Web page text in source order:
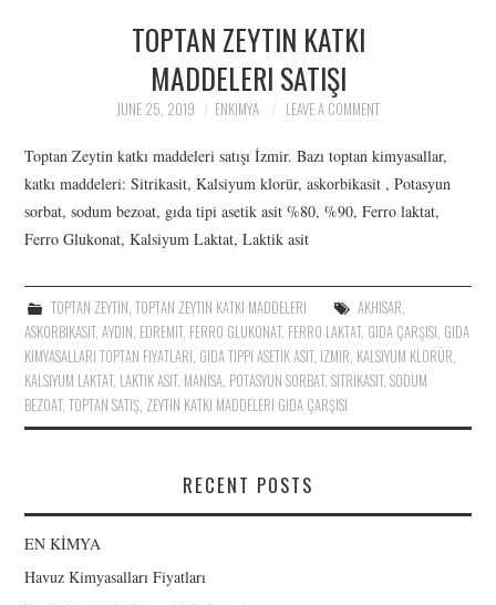
ÜRÜNLER: SITRIK ASIT,
POTASYUM SORBAT,
ASKORBIK ASIT,
KALSIYUM, LAKTIK ASIT
TOPTAN ZEYTIN KATKI
MADDELERI SATIŞI
JUNE 25, 2019 ENKIMYA LEAVE A COMMENT
Toptan Zeytin katkı maddeleri satışı İzmir. Bazı toptan kimyasallar,
katkı maddeleri: Sitrikasit, Kalsiyum klorür, askorbikasit , Potasyun
sorbat, sodum bezoat, gıda tipi asetik asit %80, %90, Ferro laktat,
Ferro Glukonat, Kalsiyum Laktat, Laktik asit
TOPTAN ZEYTIN TOPTAN ZEYTIN KATKI MADDELERI AKHISAR
ASKORBIKASIT,AYDIN EDREMIT, FERRO GLUKONAT, FERRO LAKTAT, GIDA ÇARŞISI GIDA
KIMYASALLARI TOPTAN FIYATLARI GIDA TIPPI ASETIK ASIT, IZMIR KALSIYUM KLORÜR
KALSIYUM LAKTAT, LAKTIK ASIT, MANISA POTASYUN SORBAT,SITRIKASIT,SODUM
BEZOAT,TOPTAN SATIŞ ZEYTIN KATKI MADDELERI GIDA ÇARŞISI
RECENT POSTS
EN KİMYA
Havuz Kimyasalları Fiyatları